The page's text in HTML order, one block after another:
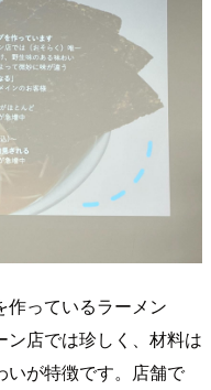
作っているラーメン
店では珍しく、材料は
いが特徴です。店舗で